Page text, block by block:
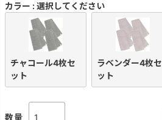
カラー 選択してください
チャコール4枚セ
ット
ラベンダー4枚セ
ット